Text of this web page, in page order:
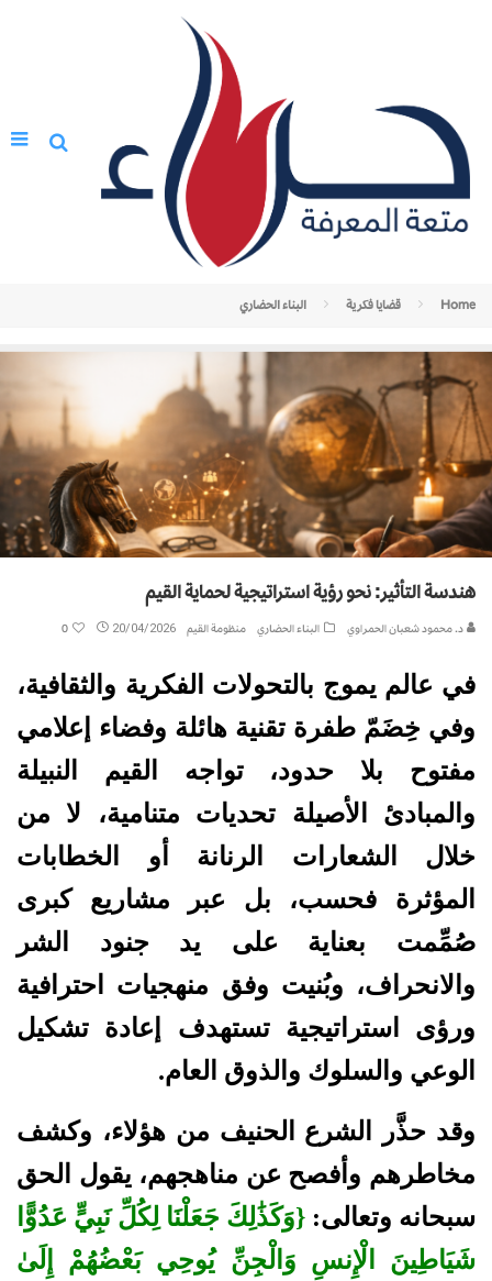
Home قضايا فكرية البناء الحضاري
هندسة التأثير: نحو رؤية استراتيجية لحماية القيم
د. محمود شعبان الحمراوي البناء الحضاري منظومة القيم 20/04/2026
0
في عالم يموج بالتحولات الفكرية والثقافية،
وفي خِضَمّ طفرة تقنية هائلة وفضاء إعلامي
مفتوح بلا حدود، تواجه القيم النبيلة
والمبادئ الأصيلة تحديات متنامية، لا من
خلال الشعارات الرنانة أو الخطابات
المؤثرة فحسب، بل عبر مشاريع كبرى
صُمِّمت بعناية على يد جنود الشر
والانحراف، وبُنيت وفق منهجيات احترافية
ورؤى استراتيجية تستهدف إعادة تشكيل
الوعي والسلوك والذوق العام.
وقد حذَّر الشرع الحنيف من هؤلاء، وكشف
مخاطرهم وأفصح عن مناهجهم، يقول الحق
سبحانه وتعالى: {وَكَذَٰلِكَ جَعَلْنَا لِكُلِّ نَبِيٍّ عَدُوًّا
شَيَاطِينَ الْإِنسِ وَالْجِنِّ يُوحِي بَعْضُهُمْ إِلَىٰ